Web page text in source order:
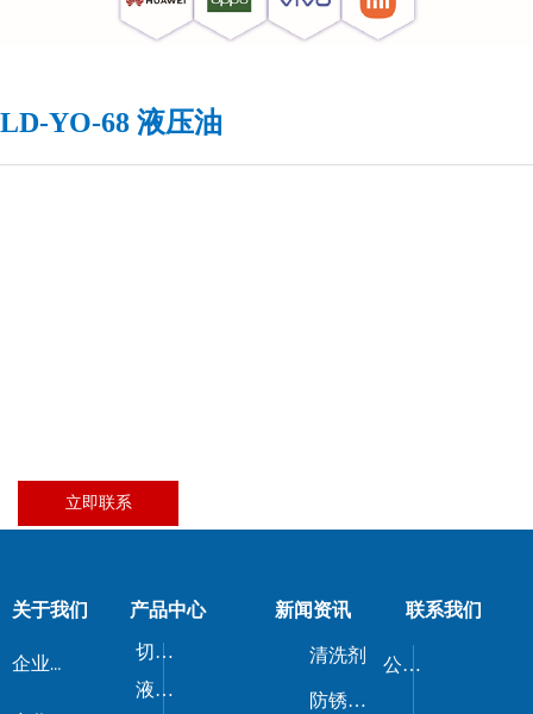
LD-YO-68 液压油
立即联系
关于我们
企业荣誉
产品中心
切削液/磨削液
液压油/导轨油
清洗剂
防锈剂/防锈油
新闻资讯
公司新闻
联系我们